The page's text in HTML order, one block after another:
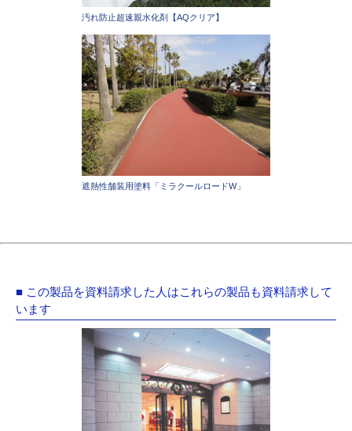
汚れ防止超速親水化剤【AQクリア】
遮熱性舗装用塗料「ミラクールロードW」
■ この製品を資料請求した人はこれらの製品も資料請求して
います